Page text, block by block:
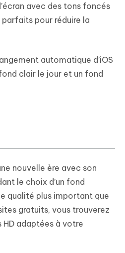
avec des tons foncés
pour réduire la
automatique d’iOS
clair le jour et un fond
nouvelle ère avec son
le choix d’un fond
qualité plus important que
gratuits, vous trouverez
adaptées à votre